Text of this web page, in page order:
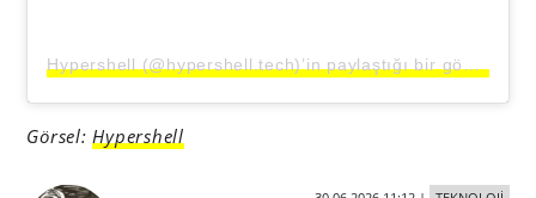
Görsel: Hypershell